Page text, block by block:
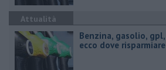
Attualità
​Benzina, gasolio, gpl,
ecco dove risparmiare